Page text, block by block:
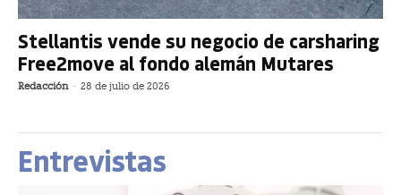
Stellantis vende su negocio de carsharing
Free2move al fondo alemán Mutares
Redacción - 28 de julio de 2026
Entrevistas